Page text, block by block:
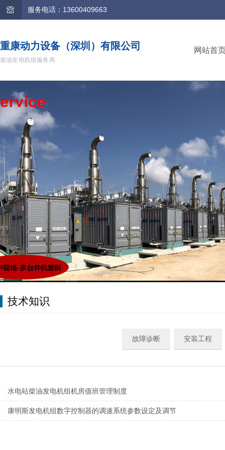
服务电话：13600409663
重康动力设备（深圳）有限公司
柴油发电机组服务商
网站首
技术知识
故障诊断 安装工程
水电站柴油发电机组机房值班管理制度
康明斯发电机组数字控制器的调速系统参数设定及调节